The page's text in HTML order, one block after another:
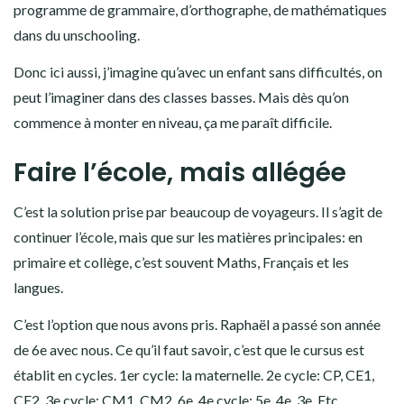
programme de grammaire, d’orthographe, de mathématiques
dans du unschooling.
Donc ici aussi, j’imagine qu’avec un enfant sans difficultés, on
peut l’imaginer dans des classes basses. Mais dès qu’on
commence à monter en niveau, ça me paraît difficile.
Faire l’école, mais allégée
C’est la solution prise par beaucoup de voyageurs. Il s’agit de
continuer l’école, mais que sur les matières principales: en
primaire et collège, c’est souvent Maths, Français et les
langues.
C’est l’option que nous avons pris. Raphaël a passé son année
de 6e avec nous. Ce qu’il faut savoir, c’est que le cursus est
établit en cycles. 1er cycle: la maternelle. 2e cycle: CP, CE1,
CE2. 3e cycle: CM1, CM2, 6e. 4e cycle: 5e, 4e, 3e. Etc.